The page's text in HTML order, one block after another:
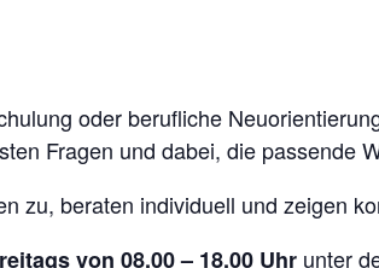
oder berufliche
Fragen und dabei, die passende
zu, beraten individuell und zeigen
von 08.00 – 18.00 Uhr unter